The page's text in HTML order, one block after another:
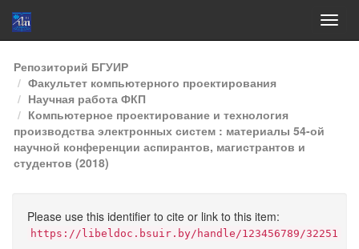
Skip
navigation
Репозиторий БГУИР
Факультет компьютерного проектирования
Научная работа ФКП
Компьютерное проектирование и технология
производства электронных систем : материалы 54-ой
научной конференции аспирантов, магистрантов и
студентов (2018)
Please use this identifier to cite or link to this item:
https://libeldoc.bsuir.by/handle/123456789/32251